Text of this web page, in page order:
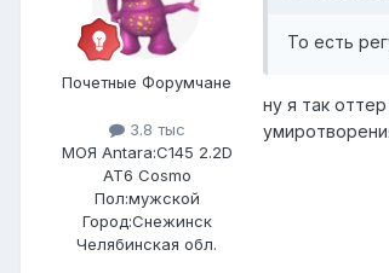
Почетные Форумчане
3.8 тыс
МОЯ Antara:C145 2.2D
AT6 Cosmo
Пол:мужской
Город:Снежинск
Челябинская обл.
То есть
ну я так